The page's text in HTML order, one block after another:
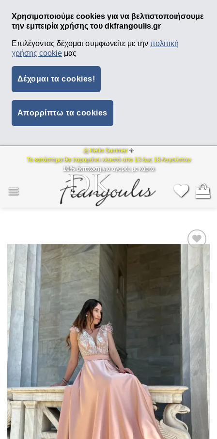
Χρησιμοποιούμε cookies για να βελτιστοποιήσουμε
την εμπειρία χρήσης του dkfrangoulis.gr
Επιλέγοντας δέχομαι συμφωνείτε με την πολιτική
χρήσης cookie μας
Δέχομαι τα cookies!
Απορρίπτω τα cookies
⛱ Hello Summer ☀️
Το κατάστημα θα παραμείνει κλειστό απο 13 έως 18 Αυγούστου
10% έκπτωσηγια αγορές με κάρτα
wishlist